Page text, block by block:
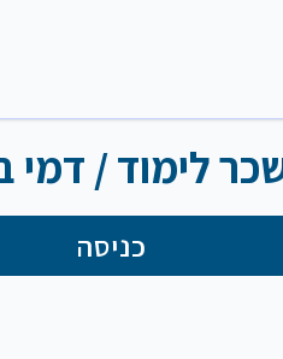
לימוד / דמי
כניסה